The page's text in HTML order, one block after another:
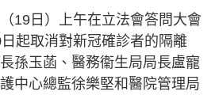
19日）上午在立法會答問大會
起取消對新冠確診者的隔離
孫玉菡、醫務衞生局局長盧寵
中心總監徐樂堅和醫院管理局